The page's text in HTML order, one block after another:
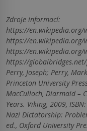
Zdroje informací:
https://en.wikipedia.org/
https://en.wikipedia.org/
https://en.wikipedia.org/
https://
Perry, Joseph; Perry,
Princeton University
MacCulloch, Diarmaid –
Years. Viking, 2009,
Nazi Dictatorship:
ed., Oxford University